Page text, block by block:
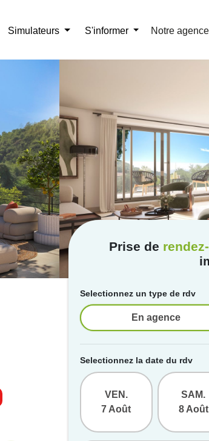
Simulateurs S'informer Notre agence
01 41 32 58 67
Prise de
Selectionnez un type de rdv
En agence
Selectionnez la date du rdv
VEN.
7 Août
SAM.
8 Août